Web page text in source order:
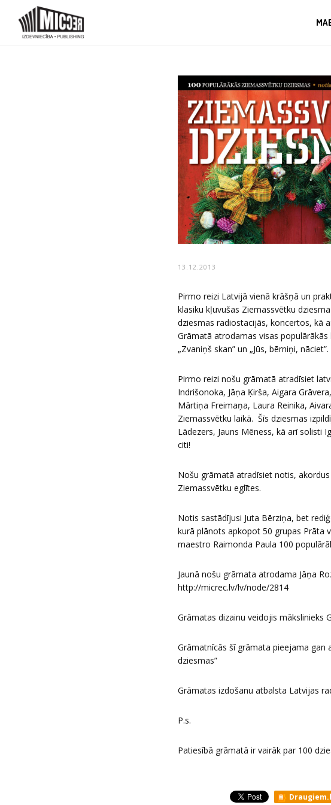
13.12.2013
Pirmo reizi Latvijā vienā krāšņā un
klasiku kļuvušas Ziemassvētku
dziesmas radiostacijās, koncertos, kā
Grāmatā atrodamas visas
„Zvaniņš skan” un „Jūs, bērniņi, nāciet”.
Pirmo reizi nošu grāmatā atradīsiet
Indrišonoka, Jāņa Ķirša, Aigara
Mārtiņa Freimaņa, Laura Reinika,
Ziemassvētku laikā. Šīs dziesmas
Lādezers, Jauns Mēness, kā arī solisti
citi!
Nošu grāmatā atradīsiet notis,
Ziemassvētku eglītes.
Notis sastādījusi Juta Bērziņa, bet
kurā plānots apkopot 50 grupas Prāta
maestro Raimonda Paula 100
Jaunā nošu grāmata atrodama Jāņa
http://micrec.lv/lv/node/2814
Grāmatas dizainu veidojis mākslinieks
Grāmatnīcās šī grāmata pieejama gan
dziesmas”
Grāmatas izdošanu atbalsta Latvijas
P.s.
Patiesībā grāmatā ir vairāk par 100